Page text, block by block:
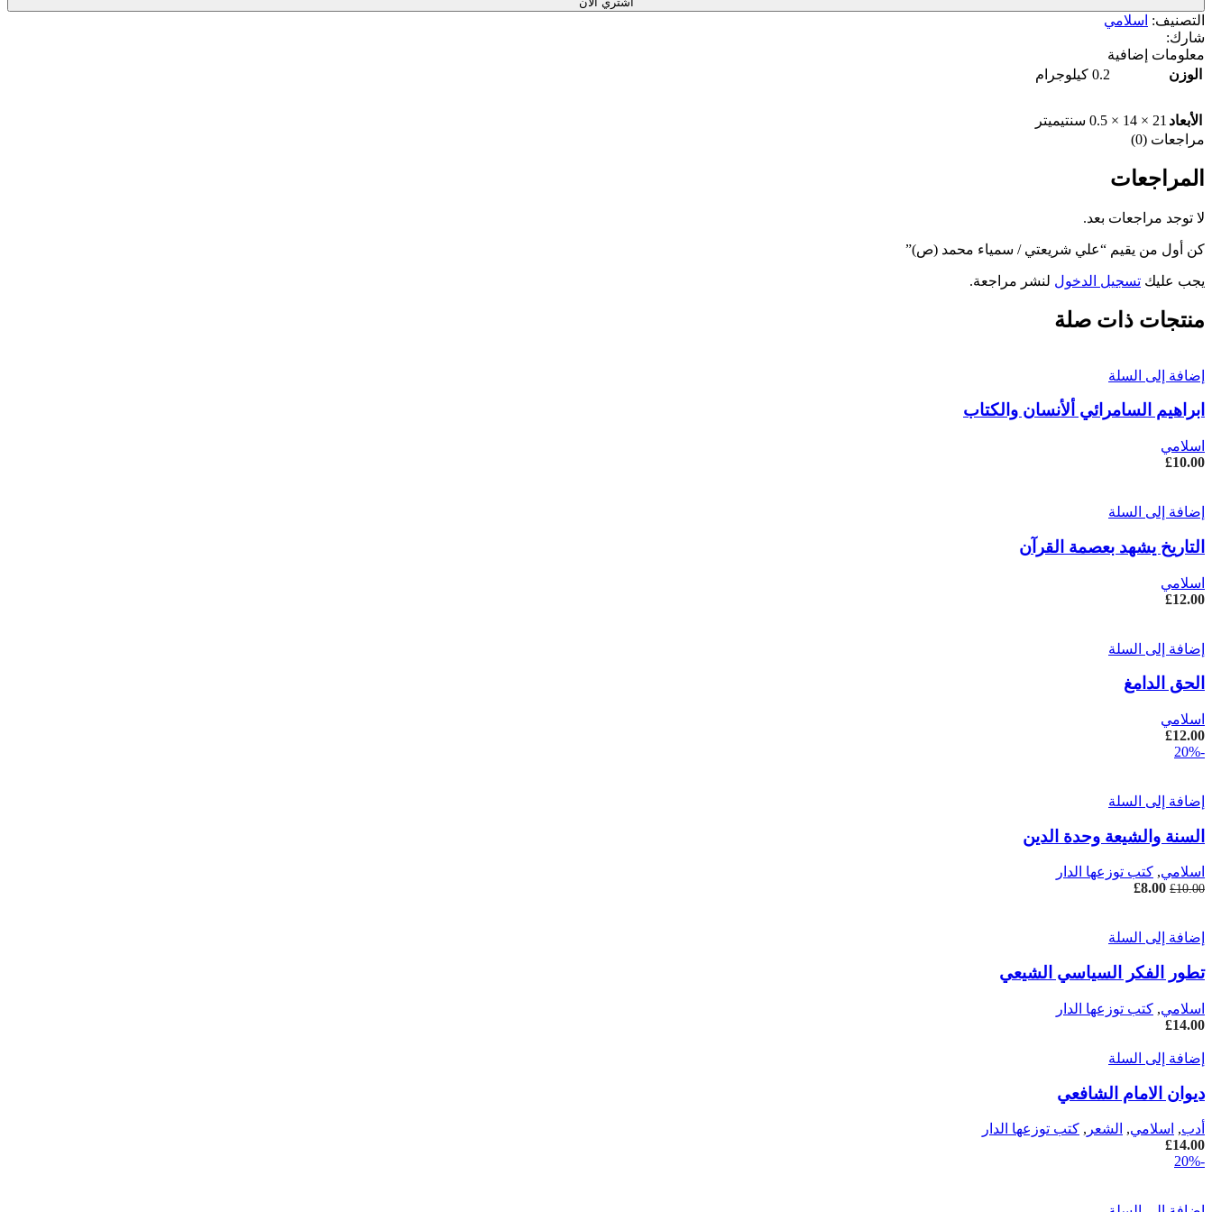
التصنيف: اسلامي
شارك:
معلومات إضافية
الوزن
0.2 كيلوجرام
الأبعاد 21 × 14 × 0.5 سنتيميتر
مراجعات (0)
المراجعات
لا توجد مراجعات بعد.
كن أول من يقيم “علي شريعتي / سمياء محمد (ص)”
يجب عليك تسجيل الدخول لنشر مراجعة.
منتجات ذات صلة
إضافة إلى السلة
ابراهيم السامرائي ألأنسان والكتاب
اسلامي
£10.00
إضافة إلى السلة
التاريخ يشهد بعصمة القرآن
اسلامي
£12.00
إضافة إلى السلة
الحق الدامغ
اسلامي
£12.00
-20%
إضافة إلى السلة
السنة والشيعة وحدة الدين
اسلامي, كتب توزعها الدار
£10.00
السعر
£10.00.
£8.00 السعر
£8.00.
إضافة إلى السلة
تطور الفكر السياسي الشيعي
اسلامي, كتب توزعها الدار
£14.00
إضافة إلى السلة
ديوان الامام الشافعي
أدب, اسلامي, الشعر , كتب توزعها الدار
£14.00
-20%